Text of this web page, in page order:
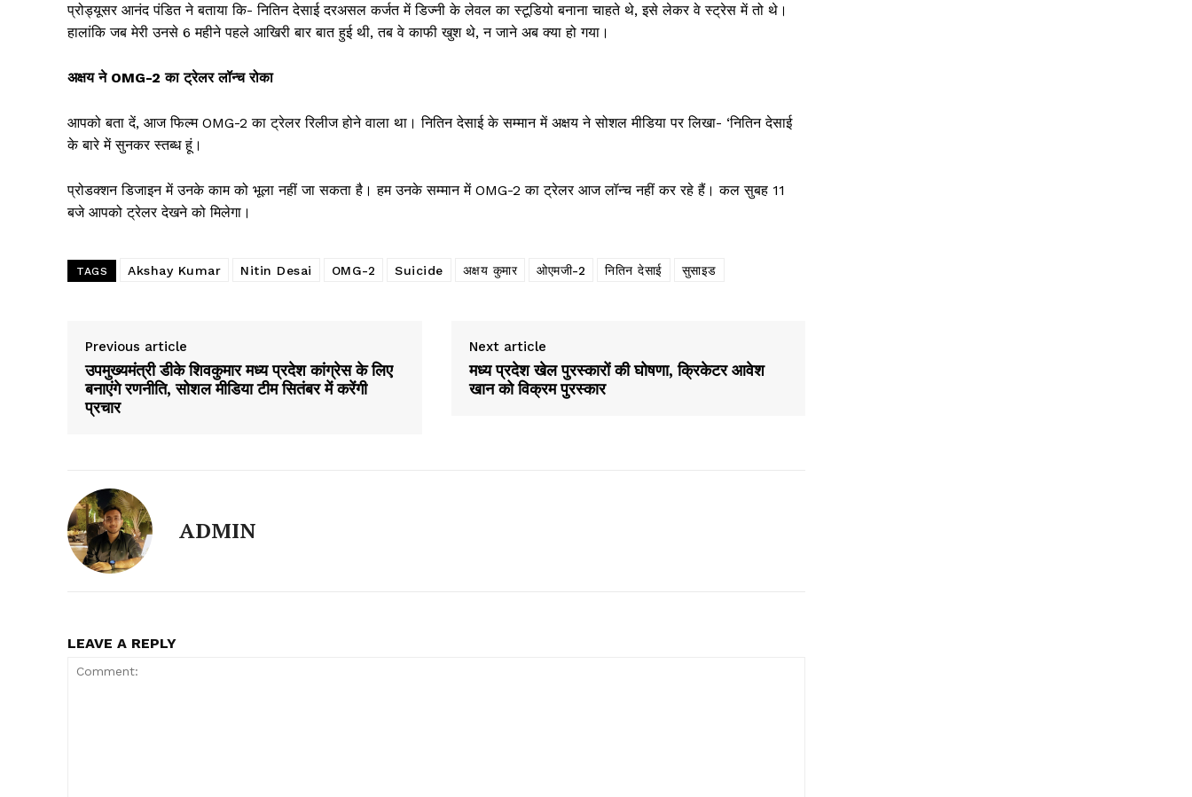
प्रोड्यूसर आनंद पंडित ने बताया कि- नितिन देसाई दरअसल कर्जत में डिज्नी के लेवल का स्टूडियो बनाना चाहते थे, इसे लेकर वे स्ट्रेस में तो थे।
हालांकि जब मेरी उनसे 6 महीने पहले आखिरी बार बात हुई थी, तब वे काफी खुश थे, न जाने अब क्या हो गया।
अक्षय ने OMG-2 का ट्रेलर लॉन्च रोका
आपको बता दें, आज फिल्म OMG-2 का ट्रेलर रिलीज होने वाला था। नितिन देसाई के सम्मान में अक्षय ने सोशल मीडिया पर लिखा- ‘नितिन देसाई
के बारे में सुनकर स्तब्ध हूं।
प्रोडक्शन डिजाइन में उनके काम को भूला नहीं जा सकता है। हम उनके सम्मान में OMG-2 का ट्रेलर आज लॉन्च नहीं कर रहे हैं। कल सुबह 11
बजे आपको ट्रेलर देखने को मिलेगा।
TAGS Akshay Kumar Nitin Desai OMG-2 Suicide अक्षय कुमार ओएमजी-2 नितिन देसाई सुसाइड
Previous article
उपमुख्यमंत्री डीके शिवकुमार मध्य प्रदेश कांग्रेस के लिए
बनाएंगे रणनीति, सोशल मीडिया टीम सितंबर में करेंगी
प्रचार
Next article
मध्य प्रदेश खेल पुरस्कारों की घोषणा, क्रिकेटर आवेश
खान को विक्रम पुरस्कार
ADMIN
LEAVE A REPLY